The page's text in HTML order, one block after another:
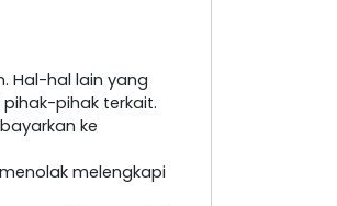
Hal-hal lain yang
pihak terkait.
ke
melengkapi